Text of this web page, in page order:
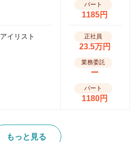
パート
1185円
アイリスト 正社員
23.5万円
業務委託
ー
パート
1180円
もっと見る